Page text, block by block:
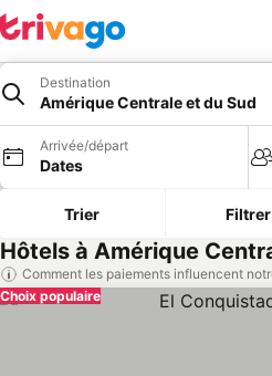
Destination
Amérique Centrale et du Sud
Arrivée/départ
Dates
Trier Filtrer
Hôtels à Amérique
Comment les paiements influencent
Choix populaire